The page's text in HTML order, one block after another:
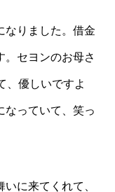
なりました。借金
。セヨンのお母さ
、優しいですよ
なっていて、笑っ
に来てくれて、